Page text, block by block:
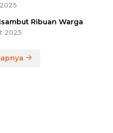
Ribuan Warga
2025